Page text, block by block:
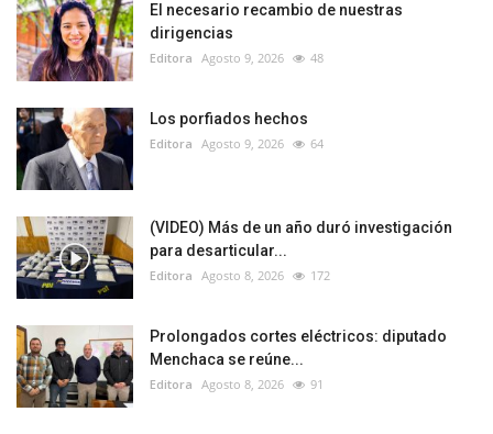
El necesario recambio de nuestras
dirigencias
Editora Agosto 9, 2026 48
Los porfiados hechos
Editora Agosto 9, 2026 64
(VIDEO) Más de un año duró investigación
para desarticular...
Editora Agosto 8, 2026 172
Prolongados cortes eléctricos: diputado
Menchaca se reúne...
Editora Agosto 8, 2026 91